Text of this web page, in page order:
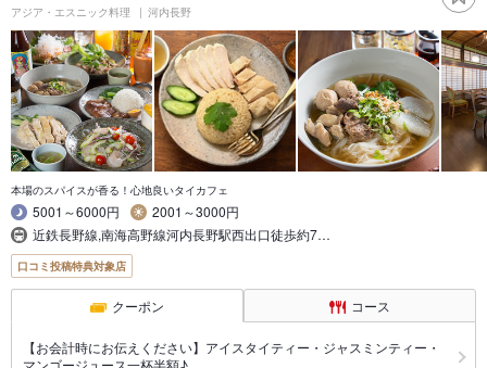
アジア・エスニック料理 河内長野
本場のスパイスが香る！心地良いタイカフェ
5001～6000円
2001～3000円
近鉄長野線,南海高野線河内長野駅西出口徒歩約7…
口コミ投稿特典対象店
クーポン コース
【お会計時にお伝えください】アイスタイティー・ジャスミンティー・